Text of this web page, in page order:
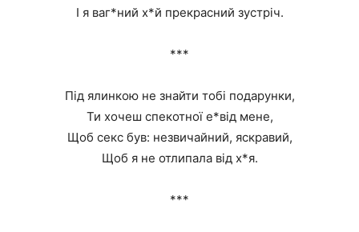
І я ваг*ний х*й прекрасний зустріч.
***
Під ялинкою не знайти тобі подарунки,
Ти хочеш спекотної е*від мене,
Щоб секс був: незвичайний, яскравий,
Щоб я не отлипала від х*я.
***